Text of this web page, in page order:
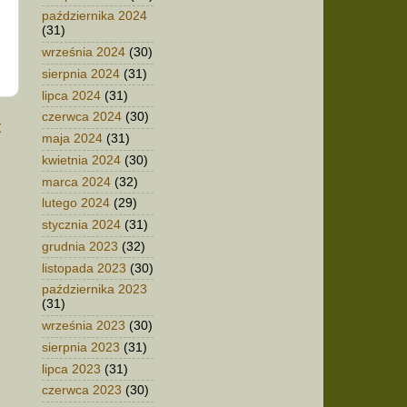
października 2024
(31)
września 2024 (30)
sierpnia 2024 (31)
lipca 2024 (31)
czerwca 2024 (30)
maja 2024 (31)
kwietnia 2024 (30)
marca 2024 (32)
lutego 2024 (29)
stycznia 2024 (31)
grudnia 2023 (32)
listopada 2023 (30)
października 2023
(31)
września 2023 (30)
sierpnia 2023 (31)
lipca 2023 (31)
czerwca 2023 (30)